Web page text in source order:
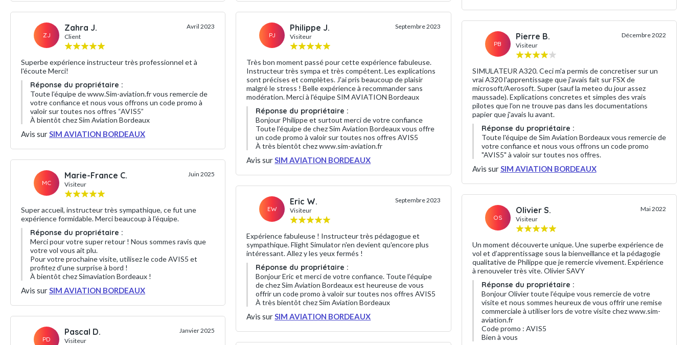
ZJ
Zahra J.
Client
Avril 2023
Superbe expérience instructeur très professionnel et à
l'écoute Merci!
Réponse du propriétaire :
Toute l’équipe de www.Sim-aviation.fr vous remercie de
votre confiance et nous vous offrons un code promo à
valoir sur toutes nos offres “AVIS5”
À bientôt chez Sim Aviation Bordeaux
Avis surSIM AVIATION BORDEAUX
MC
Marie-France C.
Visiteur
Juin 2025
Super accueil, instructeur très sympathique, ce fut une
expérience formidable. Merci beaucoup à l'équipe.
Réponse du propriétaire :
Merci pour votre super retour ! Nous sommes ravis que
votre vol vous ait plu.
Pour votre prochaine visite, utilisez le code AVIS5 et
profitez d’une surprise à bord !
À bientôt chez Simaviation Bordeaux !
Avis surSIM AVIATION BORDEAUX
PD
Pascal D.
Visiteur
Janvier 2025
PJ
Philippe J.
Visiteur
Septembre 2023
Très bon moment passé pour cette expérience fabuleuse.
Instructeur très sympa et très compétent. Les explications
sont précises et complètes. J'ai pris beaucoup de plaisir
malgré le stress ! Belle expérience à recommander sans
modération. Merci à l'équipe SIM AVIATION Bordeaux
Réponse du propriétaire :
Bonjour Philippe et surtout merci de votre confiance
Toute l’équipe de chez Sim Aviation Bordeaux vous offre
un code promo à valoir sur toutes nos offres AVIS5
À très bientôt chez www.sim-aviation.fr
Avis surSIM AVIATION BORDEAUX
EW
Eric W.
Visiteur
Septembre 2023
Expérience fabuleuse ! Instructeur très pédagogue et
sympathique. Flight Simulator n'en devient qu'encore plus
intéressant. Allez y les yeux fermés !
Réponse du propriétaire :
Bonjour Eric et merci de votre confiance. Toute l’équipe
de chez Sim Aviation Bordeaux est heureuse de vous
offrir un code promo à valoir sur toutes nos offres AVIS5
À très bientôt chez Sim Aviation Bordeaux
Avis surSIM AVIATION BORDEAUX
PB
Pierre B.
Visiteur
Décembre 2022
SIMULATEUR A320. Ceci m'a permis de concretiser sur un
vrai A320 l'apprentissage que j'avais fait sur FSX de
microsoft/Aerosoft. Super (sauf la meteo du jour assez
maussade). Explications concretes et simples des vrais
pilotes que l'on ne trouve pas dans les documentations
papier que j'avais lu avant.
Réponse du propriétaire :
Toute l'équipe de Sim Aviation Bordeaux vous remercie de
votre confiance et nous vous offrons un code promo
"AVIS5" à valoir sur toutes nos offres.
Avis surSIM AVIATION BORDEAUX
OS
Olivier S.
Visiteur
Mai 2022
Un moment découverte unique. Une superbe expérience de
vol et d’apprentissage sous la bienveillance et la pédagogie
qualitative de Philippe que je remercie vivement. Expérience
à renouveler très vite. Olivier SAVY
Réponse du propriétaire :
Bonjour Olivier toute l’équipe vous remercie de votre
visite et nous sommes heureux de vous offrir une remise
commerciale à utiliser lors de votre visite chez www.sim-
aviation.fr
Code promo : AVIS5
Bien à vous